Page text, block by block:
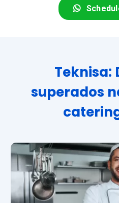
Teknisa:
superados